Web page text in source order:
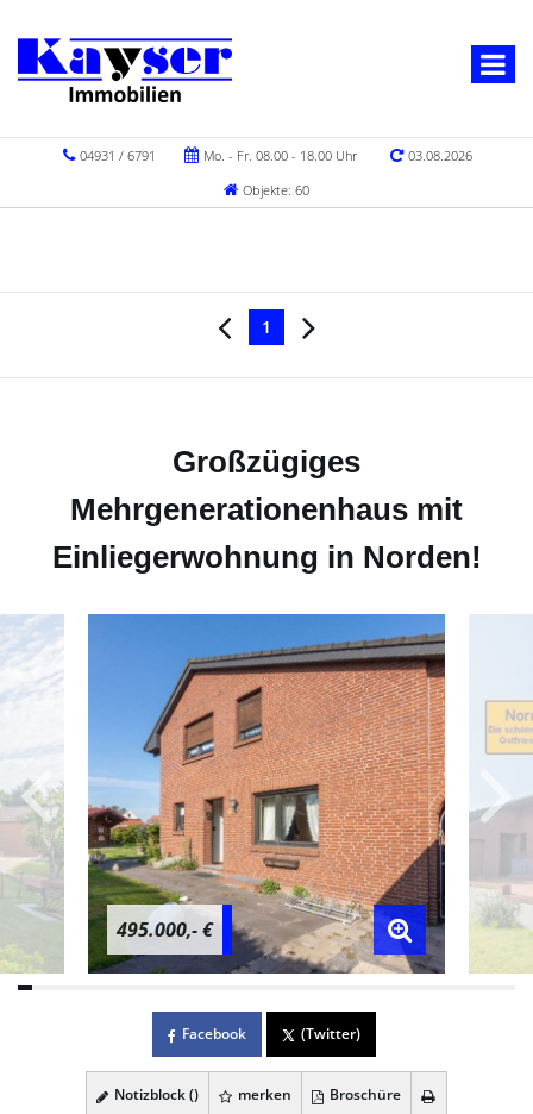
04931 / 6791 Mo. - Fr. 08.00 - 18.00 Uhr
03.08.2026
Objekte: 60
1
Großzügiges
Mehrgenerationenhaus mit
Einliegerwohnung in Norden!
495.000,- €
Facebook (Twitter)
Notizblock () merken Broschüre